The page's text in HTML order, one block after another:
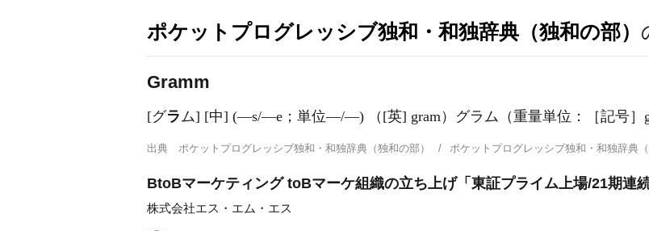
ポケットプログレッシブ独和・和独辞典（独和の部）
Gramm
[グラ ム] [中] (―s/―e；単位―/―) （[英] gram）グラム（重量単位：［記号］
出典 ポケットプログレッシブ独和・和独辞典（独和の部） ポケットプログレッシブ独和・和独辞
BtoBマーケティング toBマーケ組織の立ち上げ「東証プライム上場/21期連続
株式会社エス・エム・エス